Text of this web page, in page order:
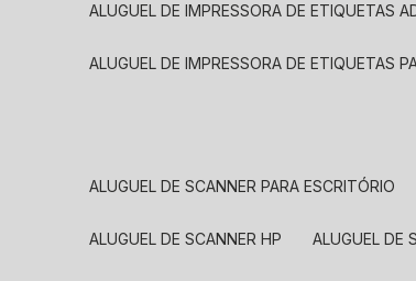
ALUGUEL DE IMPRESSORA DE ETIQUETAS
ALUGUEL DE IMPRESSORA DE ETIQUETAS
ALUGUEL DE SCANNER PARA ESCRITÓRIO
ALUGUEL DE SCANNER HP ALUGUEL